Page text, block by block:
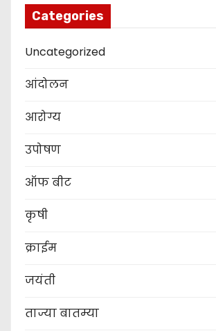
Categories
Uncategorized
आंदोलन
आरोग्य
उपोषण
ऑफ बीट
कृषी
क्राईम
जयंती
ताज्या बातम्या